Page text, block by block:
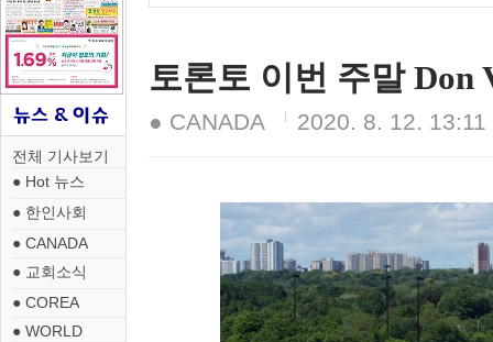
전체 기사보기
● Hot 뉴스
● 한인사회
● CANADA
● 교회소식
● COREA
● WORLD
토론토 이번 주말 Don
● CANADA 2020. 8. 12. 13:11